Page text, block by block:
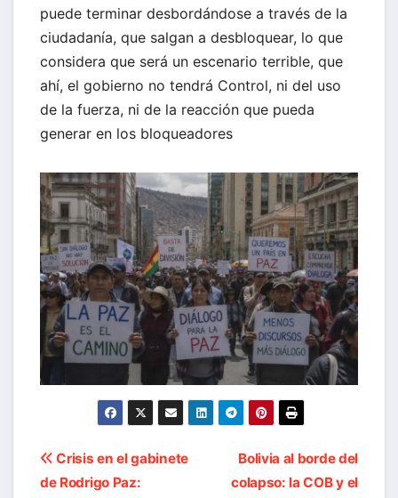
puede terminar desbordándose a través de la
ciudadanía, que salgan a desbloquear, lo que
considera que será un escenario terrible, que
ahí, el gobierno no tendrá Control, ni del uso
de la fuerza, ni de la reacción que pueda
generar en los bloqueadores
Navegación
Bolivia al borde del
colapso: la COB y el
Crisis en el gabinete
de Rodrigo Paz: